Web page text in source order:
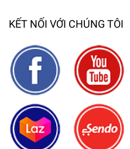
KẾT NỐI VỚI CHÚNG TÔI